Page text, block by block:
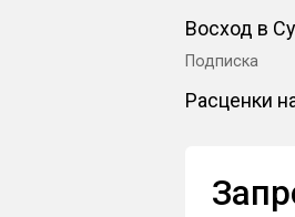
Восход в
Подписка
Расценки